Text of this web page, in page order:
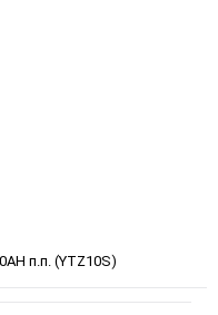
п.п. (YTZ10S)